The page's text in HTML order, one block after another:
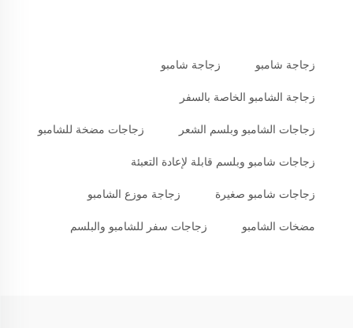
زجاجة شامبو زجاجة شامبو
زجاجة الشامبو الخاصة بالسفر
زجاجات الشامبو وبلسم الشعر زجاجات مضخة للشامبو
زجاجات شامبو وبلسم قابلة لإعادة التعبئة
زجاجات شامبو صغيرة زجاجة موزع الشامبو
مضخات الشامبو زجاجات سفر للشامبو والبلسم